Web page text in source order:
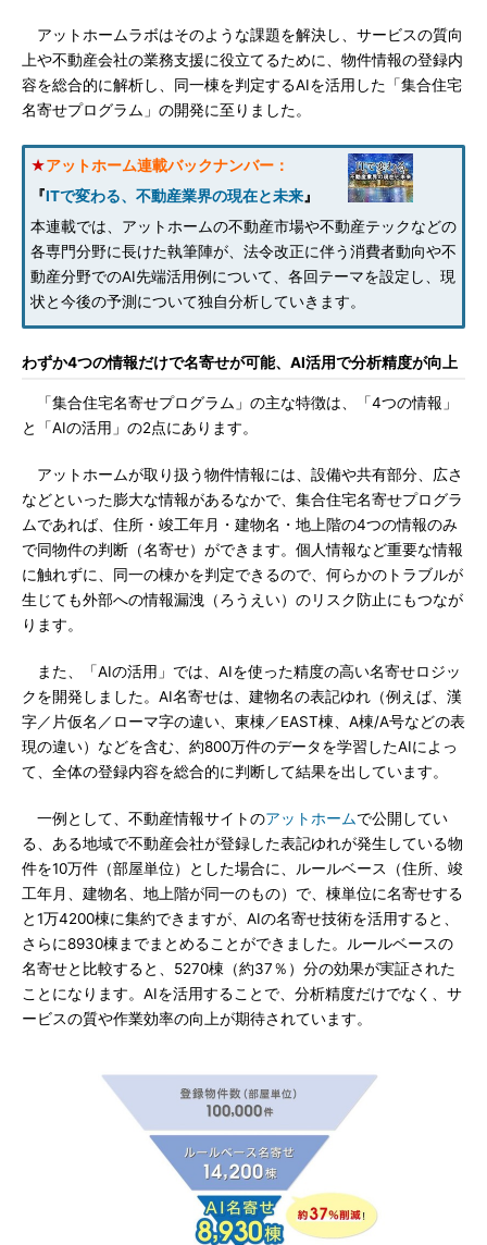
アットホームラボはそのような課題を解決し、サービスの質向
上や不動産会社の業務支援に役立てるために、物件情報の登録内
容を総合的に解析し、同一棟を判定するAIを活用した「集合住宅
名寄せプログラム」の開発に至りました。
★アットホーム連載バックナンバー：
『ITで変わる、不動産業界の現在と未来』
本連載では、アットホームの不動産市場や不動産テックなどの
各専門分野に長けた執筆陣が、法令改正に伴う消費者動向や不
動産分野でのAI先端活用例について、各回テーマを設定し、現
状と今後の予測について独自分析していきます。
わずか4つの情報だけで名寄せが可能、AI活用で分析精度が向上
「集合住宅名寄せプログラム」の主な特徴は、「4つの情報」
と「AIの活用」の2点にあります。
アットホームが取り扱う物件情報には、設備や共有部分、広さ
などといった膨大な情報があるなかで、集合住宅名寄せプログラ
ムであれば、住所・竣工年月・建物名・地上階の4つの情報のみ
で同物件の判断（名寄せ）ができます。個人情報など重要な情報
に触れずに、同一の棟かを判定できるので、何らかのトラブルが
生じても外部への情報漏洩（ろうえい）のリスク防止にもつなが
ります。
また、「AIの活用」では、AIを使った精度の高い名寄せロジッ
クを開発しました。AI名寄せは、建物名の表記ゆれ（例えば、漢
字／片仮名／ローマ字の違い、東棟／EAST棟、A棟/A号などの表
現の違い）などを含む、約800万件のデータを学習したAIによっ
て、全体の登録内容を総合的に判断して結果を出しています。
一例として、不動産情報サイトのアットホームで公開してい
る、ある地域で不動産会社が登録した表記ゆれが発生している物
件を10万件（部屋単位）とした場合に、ルールベース（住所、竣
工年月、建物名、地上階が同一のもの）で、棟単位に名寄せする
と1万4200棟に集約できますが、AIの名寄せ技術を活用すると、
さらに8930棟までまとめることができました。ルールベースの
名寄せと比較すると、5270棟（約37％）分の効果が実証された
ことになります。AIを活用することで、分析精度だけでなく、サ
ービスの質や作業効率の向上が期待されています。